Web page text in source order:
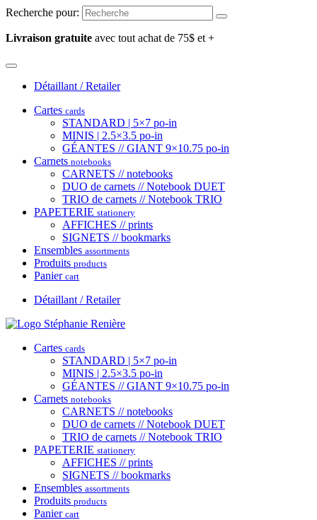
Recherche pour:
Livraison gratuite avec tout achat de 75$ et +
Détaillant / Retailer
Cartes cards
STANDARD | 5×7 po-in
MINIS | 2.5×3.5 po-in
GÉANTES // GIANT 9×10.75 po-in
Carnets notebooks
CARNETS // notebooks
DUO de carnets // Notebook DUET
TRIO de carnets // Notebook TRIO
PAPETERIE stationery
AFFICHES // prints
SIGNETS // bookmarks
Ensembles assortments
Produits products
Panier cart
Détaillant / Retailer
Cartes cards
STANDARD | 5×7 po-in
MINIS | 2.5×3.5 po-in
GÉANTES // GIANT 9×10.75 po-in
Carnets notebooks
CARNETS // notebooks
DUO de carnets // Notebook DUET
TRIO de carnets // Notebook TRIO
PAPETERIE stationery
AFFICHES // prints
SIGNETS // bookmarks
Ensembles assortments
Produits products
Panier cart